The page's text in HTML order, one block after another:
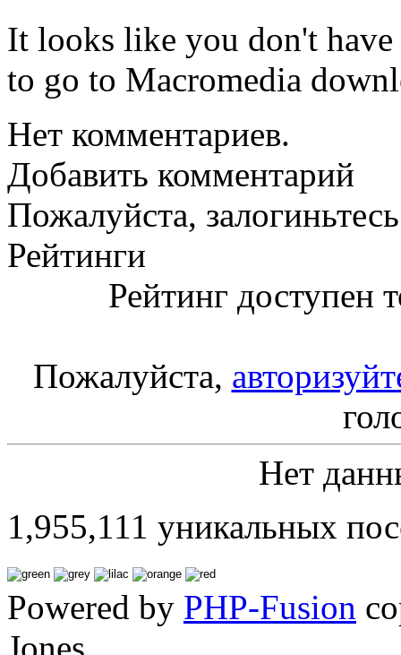
It looks like you don't
to go to Macromedia
Нет комментариев.
Добавить комментарий
Пожалуйста,
Рейтинги
Рейтинг доступен
Пожалуйста,
Нет
1,955,111 уникальных
Powered by PHP-Fusion
Jones.